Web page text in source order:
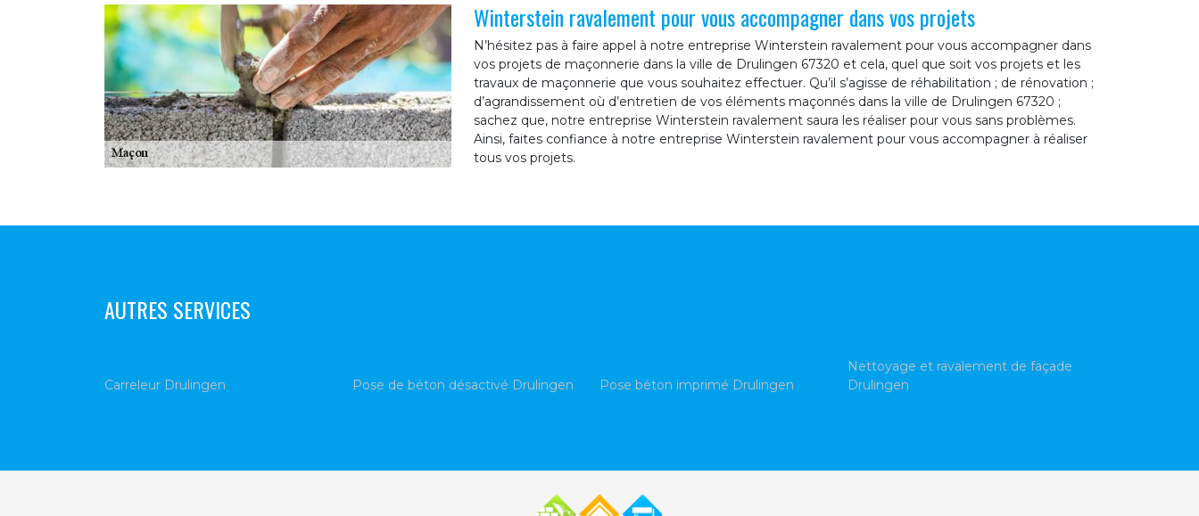
Winterstein ravalement pour vous accompagner dans vos projets
N’hésitez pas à faire appel à notre entreprise Winterstein ravalement pour vous accompagner dans
vos projets de maçonnerie dans la ville de Drulingen 67320 et cela, quel que soit vos projets et les
travaux de maçonnerie que vous souhaitez effectuer. Qu’il s’agisse de réhabilitation ; de rénovation ;
d’agrandissement où d’entretien de vos éléments maçonnés dans la ville de Drulingen 67320 ;
sachez que, notre entreprise Winterstein ravalement saura les réaliser pour vous sans problèmes.
Ainsi, faites confiance à notre entreprise Winterstein ravalement pour vous accompagner à réaliser
tous vos projets.
AUTRES SERVICES
Carreleur Drulingen Pose de béton désactivé Drulingen Pose béton imprimé Drulingen
Nettoyage et ravalement de façade
Drulingen